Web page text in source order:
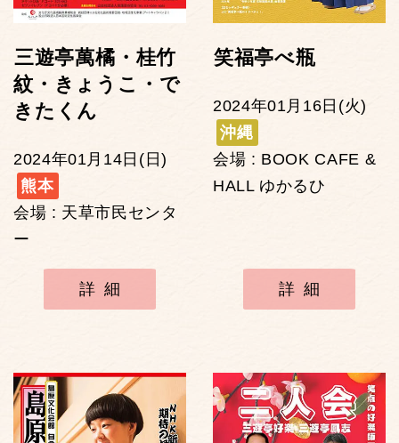
三遊亭萬橘・桂竹
紋・きょうこ・で
きたくん
2024年01月14日(日)
熊本
会場 : 天草市民センタ
ー
詳細
笑福亭べ瓶
2024年01月16日(火)
沖縄
会場 : BOOK CAFE &
HALL ゆかるひ
詳細